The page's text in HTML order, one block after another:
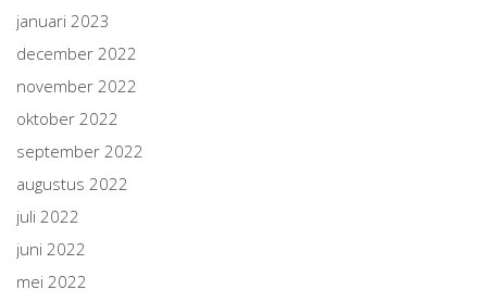
januari 2023
december 2022
november 2022
oktober 2022
september 2022
augustus 2022
juli 2022
juni 2022
mei 2022